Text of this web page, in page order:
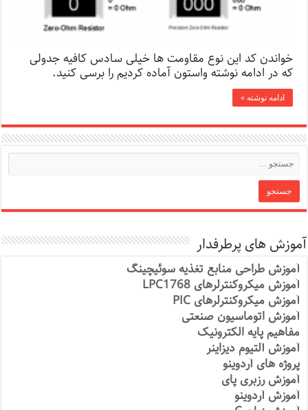
خواندن کد این نوع مقاومت ها خیلی سادس کافیه جدولی
که در ادامه نوشته واستون آماده کردیم را برسی کنید.
ادامه نوشته »
آموزش های پرطرفدار
آموزش طراحی منابع تغذیه سوئیچینگ
آموزش میکروکنترلرهای LPC1768
آموزش میکروکنترلرهای PIC
آموزش اتوماسیون صنعتی
مفاهیم پایه الکترونیک
آموزش آلتیوم دیزاینر
پروژه های آردوینو
آموزش رزبری پای
آموزش آردوینو